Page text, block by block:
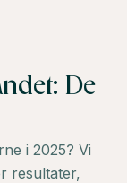
De
i 2025? Vi
resultater,